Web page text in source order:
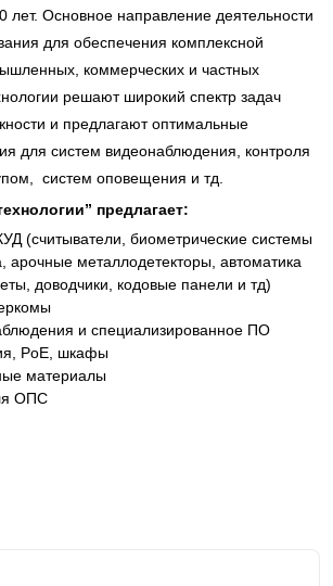
Основное направление деятельности
для обеспечения комплексной
коммерческих и частных
решают широкий спектр задач
и предлагают оптимальные
для систем видеонаблюдения, контроля
систем оповещения и тд.
предлагает:
(считыватели, биометрические системы
арочные металлодетекторы, автоматика
доводчики, кодовые панели и тд)
и специализированное ПО
PoE, шкафы
материалы
ОПС